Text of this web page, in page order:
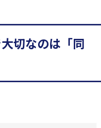
切なのは「同